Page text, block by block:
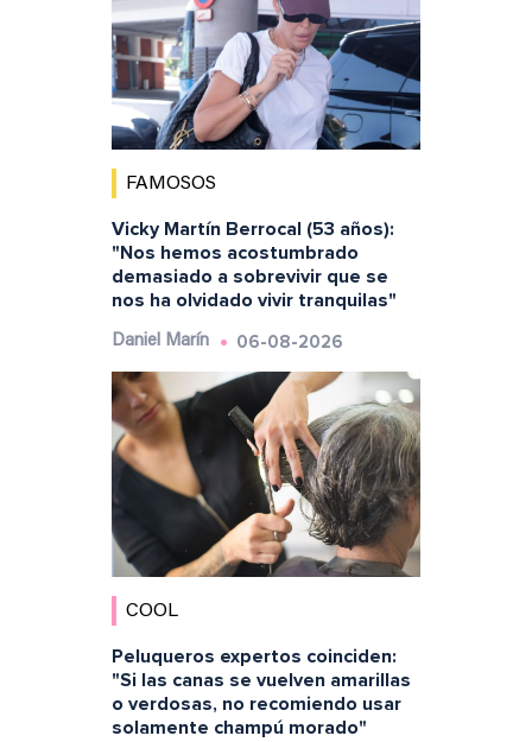
FAMOSOS
Vicky Martín Berrocal (53 años):
"Nos hemos acostumbrado
demasiado a sobrevivir que se
nos ha olvidado vivir tranquilas"
Daniel Marín 06-08-2026
COOL
Peluqueros expertos coinciden:
"Si las canas se vuelven amarillas
o verdosas, no recomiendo usar
solamente champú morado"